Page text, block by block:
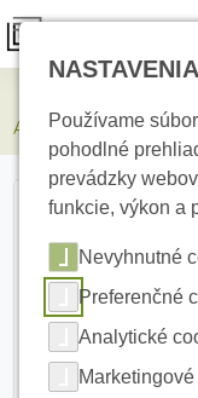
AJAX Superior Hub
Používame
pohodlné
prevádzky
funkcie, výkon a
Nevyhnutné
Preferenčné
Analytické